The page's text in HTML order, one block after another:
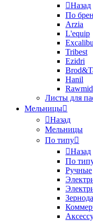
Назад
По
Arzia
L'equip
Tribest
Ezidri
Hanil
Rawmid
Листы для
Мельницы
Назад
Мельницы
По типу
Назад
По
Ручные